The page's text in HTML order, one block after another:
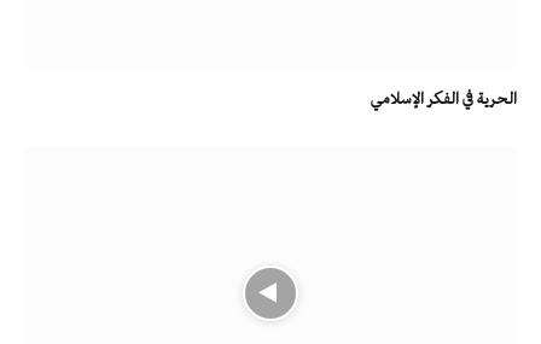
الحرية في الفكر الإسلامي